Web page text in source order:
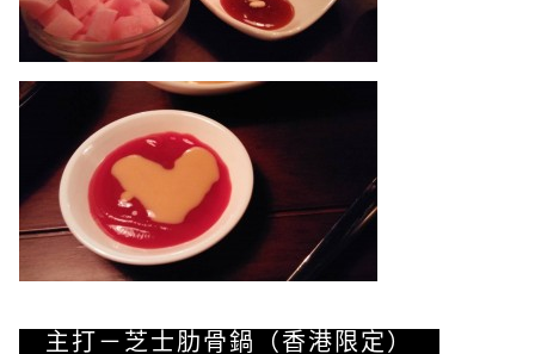
主打－芝士肋骨鍋（香港限定）